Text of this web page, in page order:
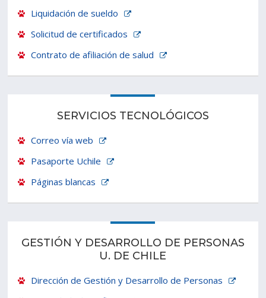
Liquidación de sueldo
Solicitud de certificados
Contrato de afiliación de salud
SERVICIOS TECNOLÓGICOS
Correo vía web
Pasaporte Uchile
Páginas blancas
GESTIÓN Y DESARROLLO DE PERSONAS
U. DE CHILE
Dirección de Gestión y Desarrollo de Personas